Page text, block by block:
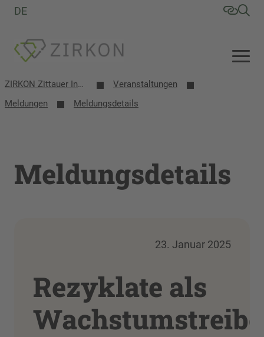
DE
ZIRKON Zittauer Institut für Verfahrensentwicklung, Kreislaufwirtschaft, Oberflächentechnik, Naturstoffforschung
Veranstaltungen
Meldungen
Meldungsdetails
Meldungsdetails
23. Januar 2025
Rezyklate als